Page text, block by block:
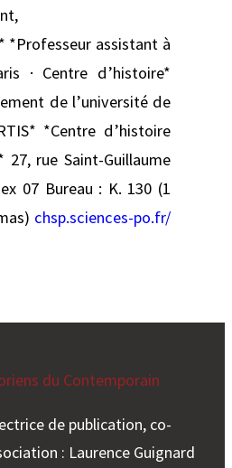
*Professeur assistant à
· Centre d’histoire*
de l’université de
*Centre d’histoire
27, rue Saint-Guillaume
07 Bureau : K. 130 (1
chsp.sciences-po.fr/
du Contemporain
de publication, co-
: Laurence Guignard